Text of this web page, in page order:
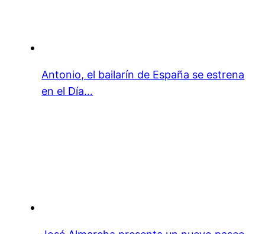
Antonio, el bailarín de España se estrena
en el Día…